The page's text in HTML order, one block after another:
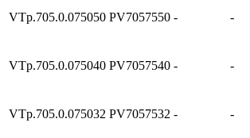
VTp.705.0.075050 PV7057550 - -
VTp.705.0.075040 PV7057540 - -
VTp.705.0.075032 PV7057532 - -